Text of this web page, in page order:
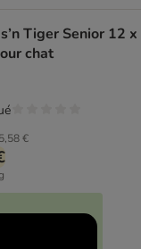
Tiger Senior 12 x
chat
€